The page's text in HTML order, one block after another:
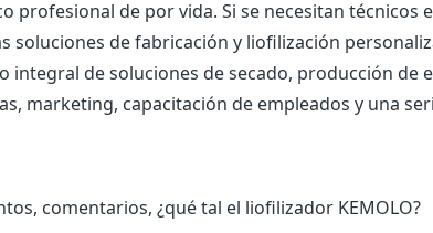
profesional de por vida. Si se necesitan técnicos
soluciones de fabricación y liofilización
integral de soluciones de secado, producción de
marketing, capacitación de empleados y una